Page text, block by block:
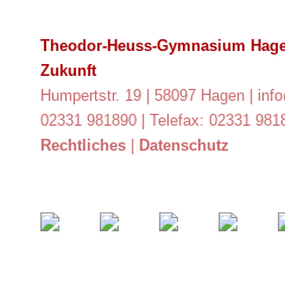
Theodor-Heuss-Gymnasium
Zukunft
Humpertstr. 19 | 58097 Hagen |
02331 981890 | Telefax: 02331
Rechtliches
Datenschutz